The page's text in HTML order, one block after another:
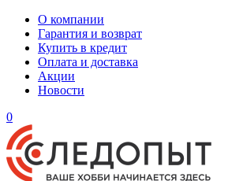
О компании
Гарантия и возврат
Купить в кредит
Оплата и доставка
Акции
Новости
0